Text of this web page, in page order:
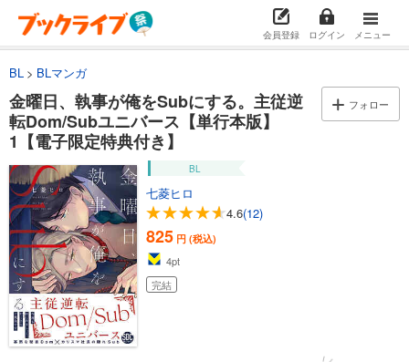
会員登録 ログイン メニュー
BL BLマンガ
金曜日、執事が俺をSubにする。主従逆
転Dom/Subユニバース【単行本版】
1【電子限定特典付き】
フォロー
BL
七菱ヒロ
4.6(12)
825 円 (税込)
4pt
完結